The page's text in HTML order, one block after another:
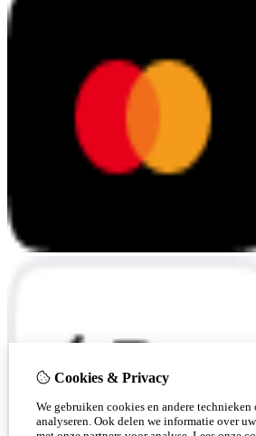
Cookies & Privacy
We gebruiken cookies en andere technieken
analyseren. Ook delen we informatie over